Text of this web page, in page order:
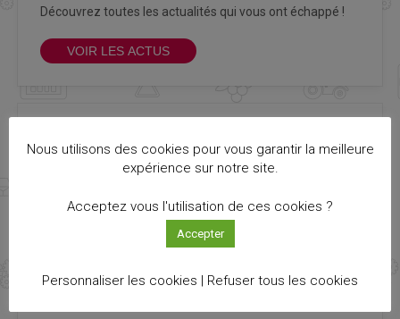
Découvrez toutes les actualités qui vous ont échappé !
VOIR LES ACTUS
Recevez notre newsletter Info Cluster bimestriel
S'ABONNER
Nous utilisons des cookies pour vous garantir la meilleure
expérience sur notre site.
Acceptez vous l'utilisation de ces cookies ?
Accepter
Personnaliser les cookies | Refuser tous les cookies